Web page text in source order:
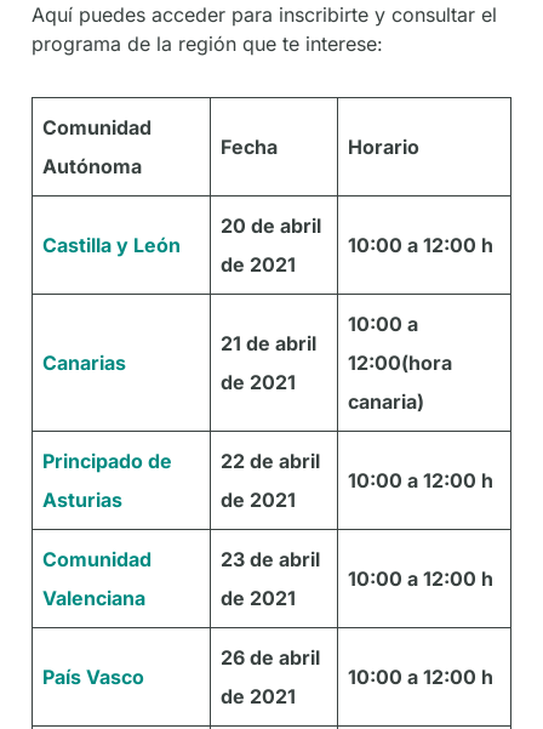
Aquí puedes acceder para inscribirte y consultar el
programa de la región que te interese:
Comunidad
Autónoma
Fecha Horario
Castilla y León
20 de abril
de 2021
10:00 a 12:00 h
Canarias
21 de abril
de 2021
10:00 a
12:00(hora
canaria)
Principado de
Asturias
22 de abril
de 2021
10:00 a 12:00 h
Comunidad
Valenciana
23 de abril
de 2021
10:00 a 12:00 h
País Vasco
26 de abril
de 2021
10:00 a 12:00 h